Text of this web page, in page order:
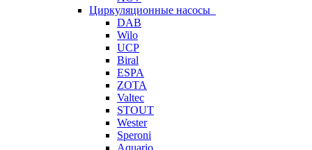
Циркуляционные насосы
DAB
Wilo
UCP
Biral
ESPA
ZOTA
Valtec
STOUT
Wester
Speroni
Aquario